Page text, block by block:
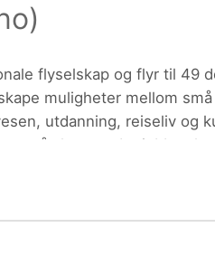
i neste steg.
)
flyselskap og flyr til 49
muligheter mellom
utdanning, reiseliv og
på alvor og det jobbes